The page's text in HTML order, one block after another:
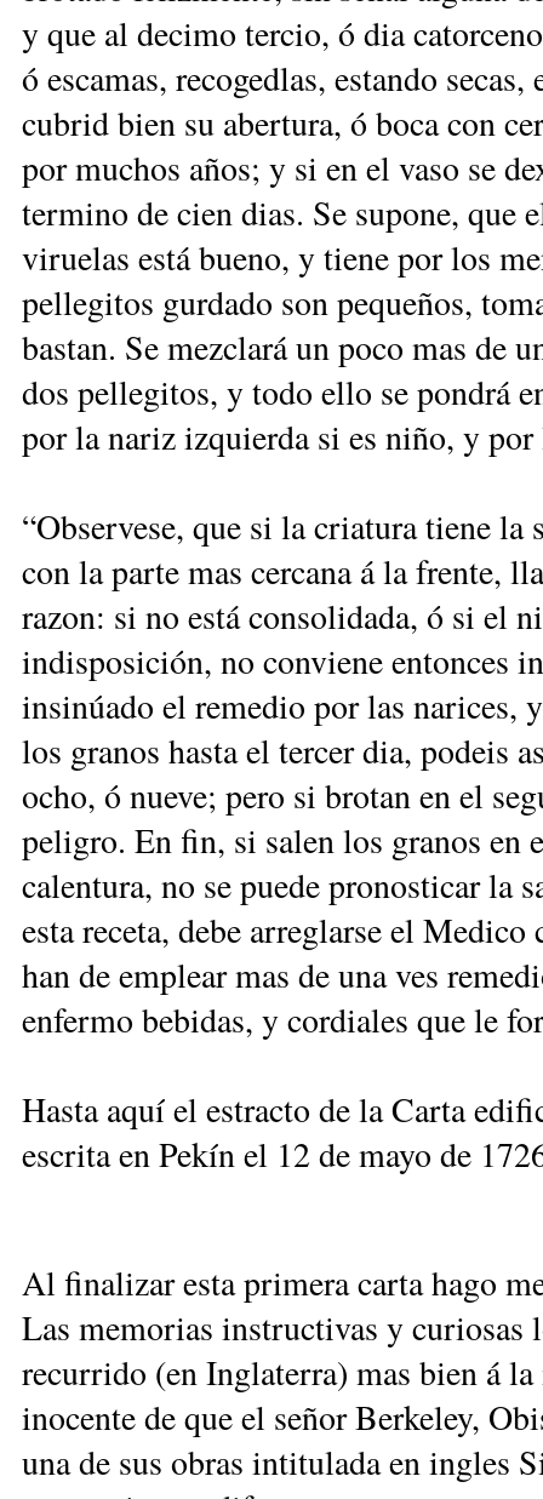
y que al decimo tercio, ó dia
ó escamas, recogedlas, estando
cubrid bien su abertura, ó boca con
por muchos años; y si en el vaso se
termino de cien dias. Se supone, que
viruelas está bueno, y tiene por los
pellegitos gurdado son pequeños,
bastan. Se mezclará un poco mas de
dos pellegitos, y todo ello se pondrá
por la nariz izquierda si es niño, y por
“Observese, que si la criatura tiene
con la parte mas cercana á la frente,
razon: si no está consolidada, ó si el
indisposición, no conviene entonces
insinúado el remedio por las narices,
los granos hasta el tercer dia, podeis
ocho, ó nueve; pero si brotan en el
peligro. En fin, si salen los granos en
calentura, no se puede pronosticar la
esta receta, debe arreglarse el
han de emplear mas de una ves
enfermo bebidas, y cordiales que le
Hasta aquí el estracto de la Carta
escrita en Pekín el 12 de mayo de
Al finalizar esta primera carta hago
Las memorias instructivas y curiosas
recurrido (en Inglaterra) mas bien á
inocente de que el señor Berkeley,
una de sus obras intitulada en ingles